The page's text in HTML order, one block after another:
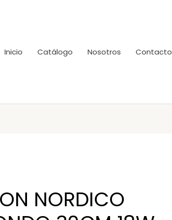
Inicio
Catálogo Nosotros Contacto
NORDICO